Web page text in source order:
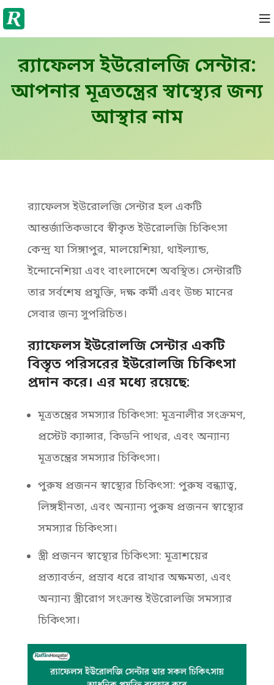
র‍্যাফেলস ইউরোলজি সেন্টার:
আপনার মূত্রতন্ত্রের স্বাস্থ্যের জন্য
আস্থার নাম
র‌্যাফেলস ইউরোলজি সেন্টার হল একটি
আন্তর্জাতিকভাবে স্বীকৃত ইউরোলজি চিকিৎসা
কেন্দ্র যা সিঙ্গাপুর, মালয়েশিয়া, থাইল্যান্ড,
ইন্দোনেশিয়া এবং বাংলাদেশে অবস্থিত। সেন্টারটি
তার সর্বশেষ প্রযুক্তি, দক্ষ কর্মী এবং উচ্চ মানের
সেবার জন্য সুপরিচিত।
র‌্যাফেলস ইউরোলজি সেন্টার একটি
বিস্তৃত পরিসরের ইউরোলজি চিকিৎসা
প্রদান করে। এর মধ্যে রয়েছে:
মূত্রতন্ত্রের সমস্যার চিকিৎসা: মূত্রনালীর সংক্রমণ,
প্রস্টেট ক্যান্সার, কিডনি পাথর, এবং অন্যান্য
মূত্রতন্ত্রের সমস্যার চিকিৎসা।
পুরুষ প্রজনন স্বাস্থ্যের চিকিৎসা: পুরুষ বন্ধ্যাত্ব,
লিঙ্গহীনতা, এবং অন্যান্য পুরুষ প্রজনন স্বাস্থ্যের
সমস্যার চিকিৎসা।
স্ত্রী প্রজনন স্বাস্থ্যের চিকিৎসা: মূত্রাশয়ের
প্রত্যাবর্তন, প্রস্রাব ধরে রাখার অক্ষমতা, এবং
অন্যান্য স্ত্রীরোগ সংক্রান্ত ইউরোলজি সমস্যার
চিকিৎসা।